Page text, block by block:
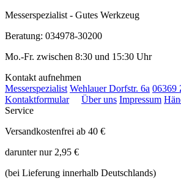
Messerspezialist - Gutes Werkzeug
Beratung: 034978-30200
Mo.-Fr. zwischen 8:30 und 15:30 Uhr
Kontakt aufnehmen
Messerspezialist Wehlauer Dorfstr. 6a 06369
Kontaktformular
Über uns Impressum
Service
Versandkostenfrei ab 40 €
darunter nur 2,95 €
(bei Lieferung innerhalb Deutschlands)